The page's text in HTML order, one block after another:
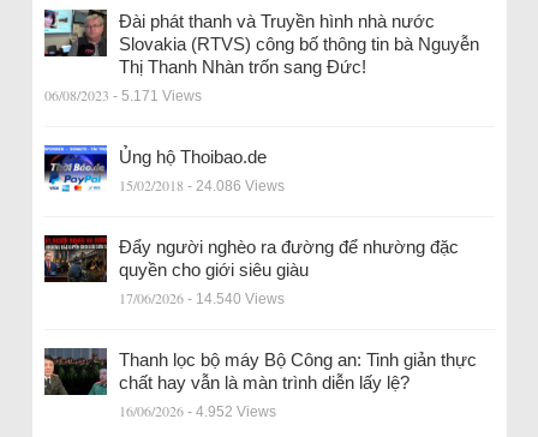
Đài phát thanh và Truyền hình nhà nước
Slovakia (RTVS) công bố thông tin bà Nguyễn
Thị Thanh Nhàn trốn sang Đức!
06/08/2023 - 5.171 Views
Ủng hộ Thoibao.de
15/02/2018 - 24.086 Views
Đẩy người nghèo ra đường để nhường đặc
quyền cho giới siêu giàu
17/06/2026 - 14.540 Views
Thanh lọc bộ máy Bộ Công an: Tinh giản thực
chất hay vẫn là màn trình diễn lấy lệ?
16/06/2026 - 4.952 Views